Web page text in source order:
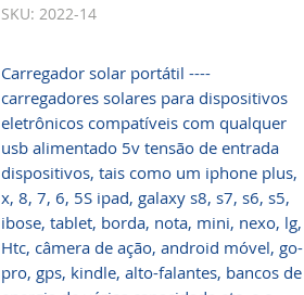
SKU: 2022-14
Carregador solar portátil ----
carregadores solares para dispositivos
eletrônicos compatíveis com qualquer
usb alimentado 5v tensão de entrada
dispositivos, tais como um iphone plus,
x, 8, 7, 6, 5S ipad, galaxy s8, s7, s6, s5,
ibose, tablet, borda, nota, mini, nexo, lg,
Htc, câmera de ação, android móvel, go-
pro, gps, kindle, alto-falantes, bancos de